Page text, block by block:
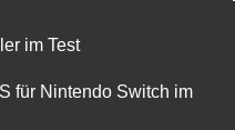
im Test
für Nintendo Switch im